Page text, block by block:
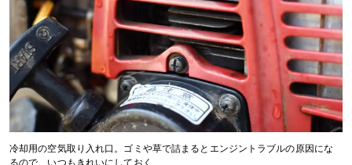
冷却用の空気取り入れ口。ゴミや草で詰まるとエンジントラブルの原因にな
るので、いつもきれいにしておく